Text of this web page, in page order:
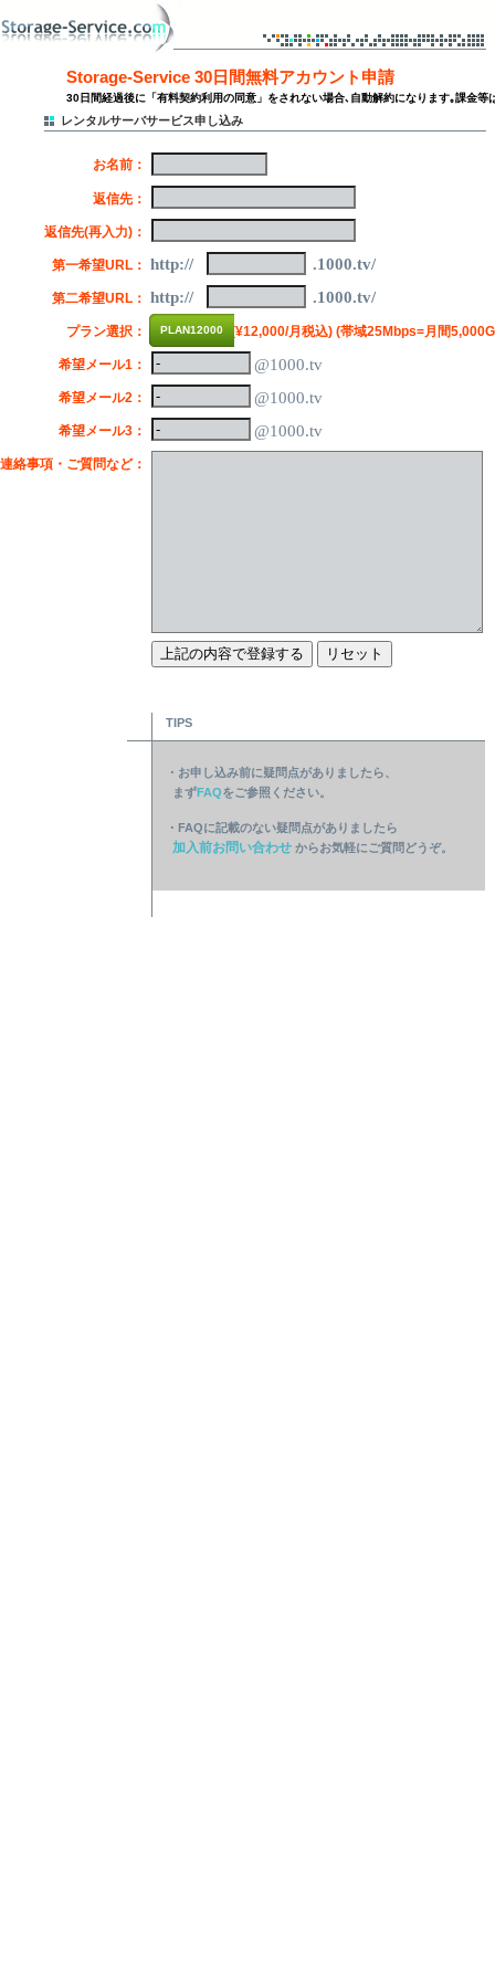
Storage-Service 30日間無料アカウント申請
30日間経過後に「有料契約利用の同意」をされない場合､自動解約になります｡課金等
レンタルサーバサービス申し込み
お名前：
返信先：
返信先(再入力)：
第一希望URL： http:// .1000.tv/
第二希望URL： http:// .1000.tv/
プラン選択： PLAN12000
(¥12,000/月税込) (帯域25Mbps=月間5,000G
希望メール1： @1000.tv
希望メール2： @1000.tv
希望メール3： @1000.tv
連絡事項・ご質問など：
TIPS
・お申し込み前に疑問点がありましたら、
まずFAQをご参照ください。
・FAQに記載のない疑問点がありましたら
加入前お問い合わせ からお気軽にご質問どうぞ。